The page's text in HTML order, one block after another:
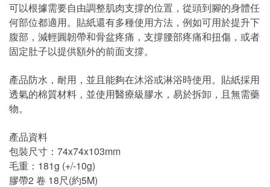
可以根據需要自由調整肌肉支撐的位置，從頭到腳的身體任
何部位都適用。貼紙還有多種使用方法，例如可用於提升下
腹部，減輕圓韌帶和骨盆疼痛，支撐腰部疼痛和扭傷，或者
固定肚子以提供額外的前面支撐。
產品防水，耐用，並且能夠在沐浴或淋浴時使用。貼紙採用
透氣的棉質材料，並使用醫療級膠水，易於拆卸，且無需藥
物。
產品資料
包裝尺寸：74x74x103mm
毛重：181g (+/-10g)
膠帶2 卷 18尺(約5M)